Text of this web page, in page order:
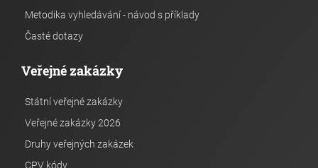
Metodika vyhledávání - návod s příklady
Časté dotazy
Veřejné zakázky
Státní veřejné zakázky
Veřejné zakázky 2026
Druhy veřejných zakázek
CPV kódy